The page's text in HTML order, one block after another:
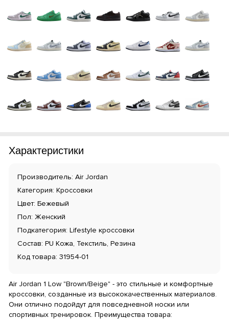
Характеристики
Производитель: Air Jordan
Категория: Кроссовки
Цвет: Бежевый
Пол: Женский
Подкатегория: Lifestyle кроссовки
Состав: PU Кожа, Текстиль, Резина
Код товара: 31954-01
Air Jordan 1 Low "Brown/Beige" - это стильные и комфортные
кроссовки, созданные из высококачественных материалов.
Они отлично подойдут для повседневной носки или
спортивных тренировок. Преимущества товара: